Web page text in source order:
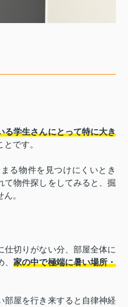
る学生さんにとって特に大き
とです。
る物件を見つけにくいとき
て物件探しをしてみると、掘
。
仕切りがない分、部屋全体に
、家の中で極端に暑い場所・
部屋を行き来すると自律神経